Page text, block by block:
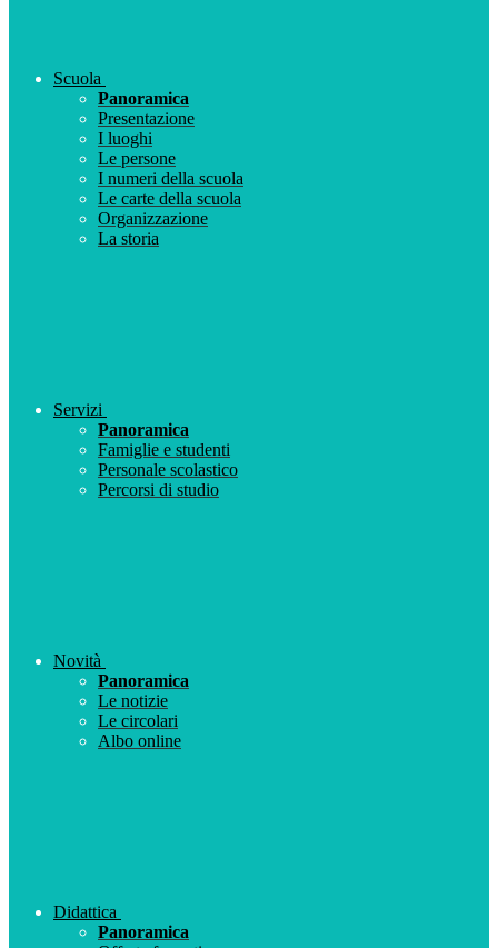
Scuola
Panoramica
Presentazione
I luoghi
Le persone
I numeri della scuola
Le carte della scuola
Organizzazione
La storia
Servizi
Panoramica
Famiglie e studenti
Personale scolastico
Percorsi di studio
Novità
Panoramica
Le notizie
Le circolari
Albo online
Didattica
Panoramica